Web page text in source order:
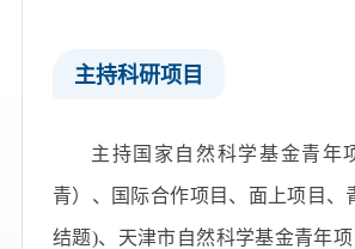
主持科研项目
主持国家自然科学基金青年
青）、国际合作项目、面上项目、
结题)、天津市自然科学基金青年项